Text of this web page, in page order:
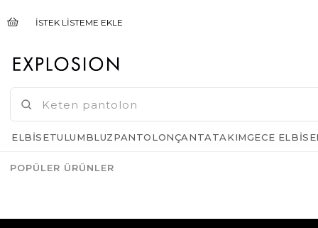
İSTEK LISTEME EKLE
ELBISETULUMBLUZPANTOLONÇANTATAKIMGECE
POPÜLER ÜRÜNLER